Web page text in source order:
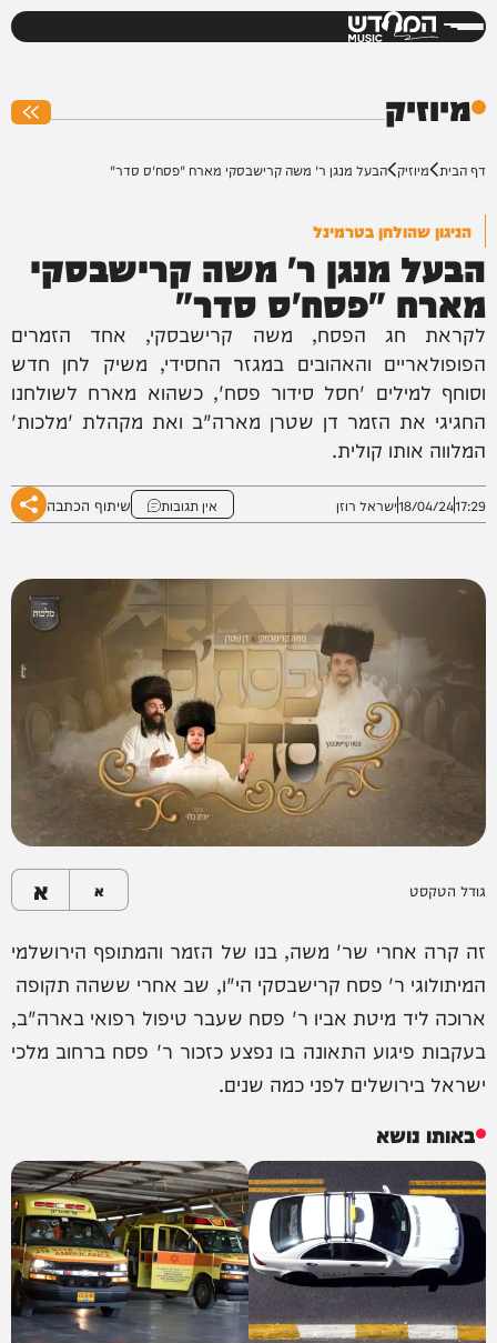
המחדש
מיוזיק
דף הבית מיוזיק הבעל מנגן ר' משה קרישבסקי מארח "פסח'ס סדר"
הניגון שהולחן בטרמינל
הבעל מנגן ר' משה קרישבסקי
מארח "פסח'ס סדר"
לקראת חג הפסח, משה קרישבסקי, אחד הזמרים
הפופולאריים והאהובים במגזר החסידי, משיק לחן חדש
וסוחף למילים 'חסל סידור פסח', כשהוא מארח לשולחנו
החגיגי את הזמר דן שטרן מארה"ב ואת מקהלת 'מלכות'
המלווה אותו קולית.
17:29
18/04/24ישראל רוזן אין תגובות שיתוף הכתבה
גודל הטקסט א א
זה קרה אחרי שר' משה, בנו של הזמר והמתופף הירושלמי
המיתולוגי ר' פסח קרישבסקי הי"ו, שב אחרי ששהה תקופה
ארוכה ליד מיטת אביו ר' פסח שעבר טיפול רפואי בארה"ב,
בעקבות פיגוע התאונה בו נפצע כזכור ר' פסח ברחוב מלכי
ישראל בירושלים לפני כמה שנים.
באותו נושא